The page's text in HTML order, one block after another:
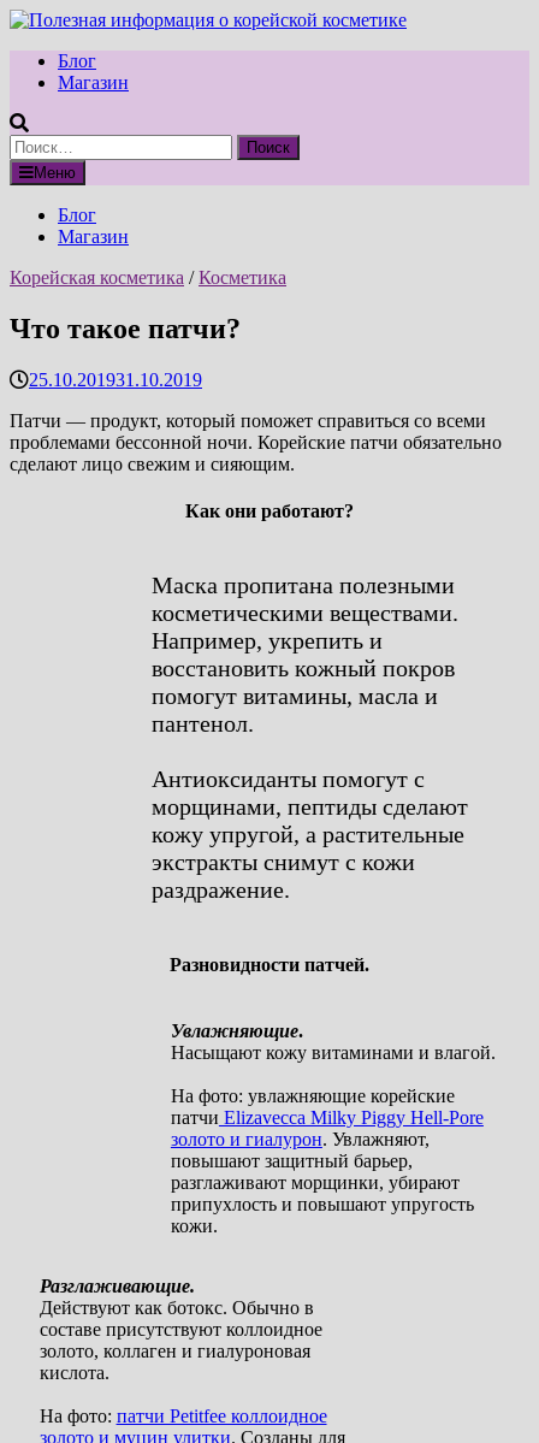
Перейти
содержимому
Блог
Магазин
Найти:
Меню
Блог
Магазин
Корейская косметика /Косметика
Что такое патчи?
25.10.201931.10.2019
Патчи — продукт, который поможет справиться со всеми
проблемами бессонной ночи. Корейские патчи обязательно
сделают лицо свежим и сияющим.
Как они работают?
Маска пропитана полезными
косметическими веществами.
Например, укрепить и
восстановить кожный покров
помогут витамины, масла и
пантенол.
Антиоксиданты помогут с
морщинами, пептиды сделают
кожу упругой, а растительные
экстракты снимут с кожи
раздражение.
Разновидности патчей.
Увлажняющие.
Насыщают кожу витаминами и влагой.
На фото: увлажняющие корейские
патчи Elizavecca Milky Piggy Hell-Pore
золото и гиалурон. Увлажняют,
повышают защитный барьер,
разглаживают морщинки, убирают
припухлость и повышают упругость
кожи.
Разглаживающие.
Действуют как ботокс. Обычно в
составе присутствуют коллоидное
золото, коллаген и гиалуроновая
кислота.
На фото: патчи Petitfee коллоидное
золото и муцин улитки. Созданы для